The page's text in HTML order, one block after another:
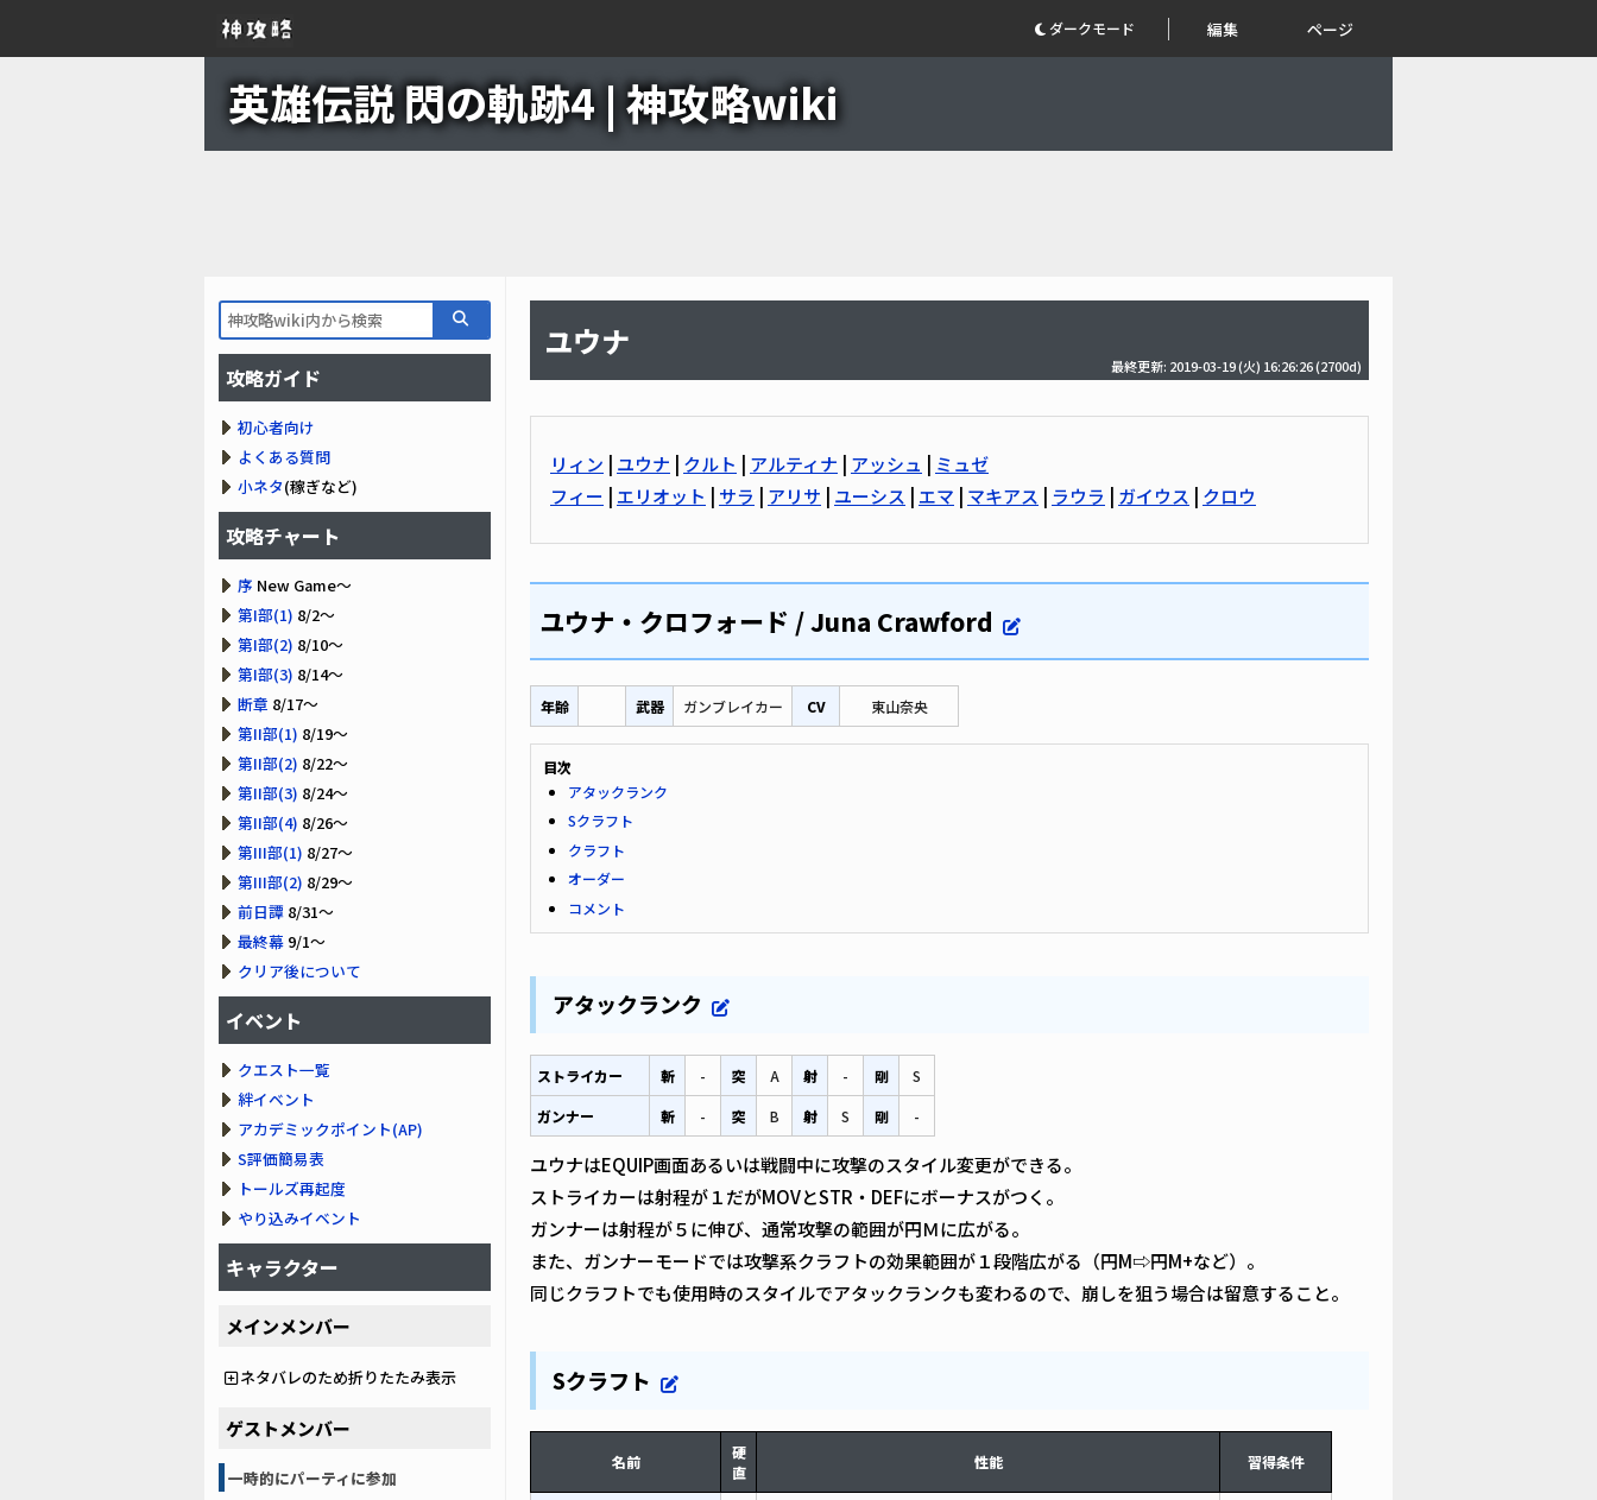
ダークモード 編集 ページ
英雄伝説 閃の軌跡4 | 神攻略wiki
ユウナ
最終更新: 2019-03-19 (火) 16:26:26(2700d)
リィン ユウナ クルト アルティナ アッシュ
ミュゼ
フィー
エリオット サラ アリサ ユーシス エマ マキアス ラウラ ガイウス クロウ
ユウナ・クロフォード / Juna Crawford
年齢 武器 ガンブレイカー CV 東山奈央
目次
アタックランク
Sクラフト
クラフト
オーダー
コメント
アタックランク
ストライカー 斬 - 突 A 射 - 剛
S
ガンナー
斬 - 突 B 射 S 剛 -
ユウナはEQUIP画面あるいは戦闘中に攻撃のスタイル変更ができる。
ストライカーは射程が１だがMOVとSTR・DEFにボーナスがつく。
ガンナーは射程が５に伸び、通常攻撃の範囲が円Ｍに広がる。
また、ガンナーモードでは攻撃系クラフトの効果範囲が１段階広がる（円M⇨円M+など）。
同じクラフトでも使用時のスタイルでアタックランクも変わるので、崩しを狙う場合は留意すること。
Sクラフト
名前
硬
直
性能 習得条件
攻略ガイド
初心者向け
よくある質問
小ネタ(稼ぎなど)
攻略チャート
序 New Game～
第I部(1) 8/2～
第I部(2) 8/10～
第I部(3) 8/14～
断章 8/17～
第II部(1) 8/19～
第II部(2) 8/22～
第II部(3) 8/24～
第II部(4) 8/26～
第III部(1) 8/27～
第III部(2) 8/29～
前日譚 8/31～
最終幕 9/1～
クリア後について
イベント
クエスト一覧
絆イベント
アカデミックポイント(AP)
S評価簡易表
トールズ再起度
やり込みイベント
キャラクター
メインメンバー
ネタバレのため折りたたみ表示
ゲストメンバー
一時的にパーティに参加